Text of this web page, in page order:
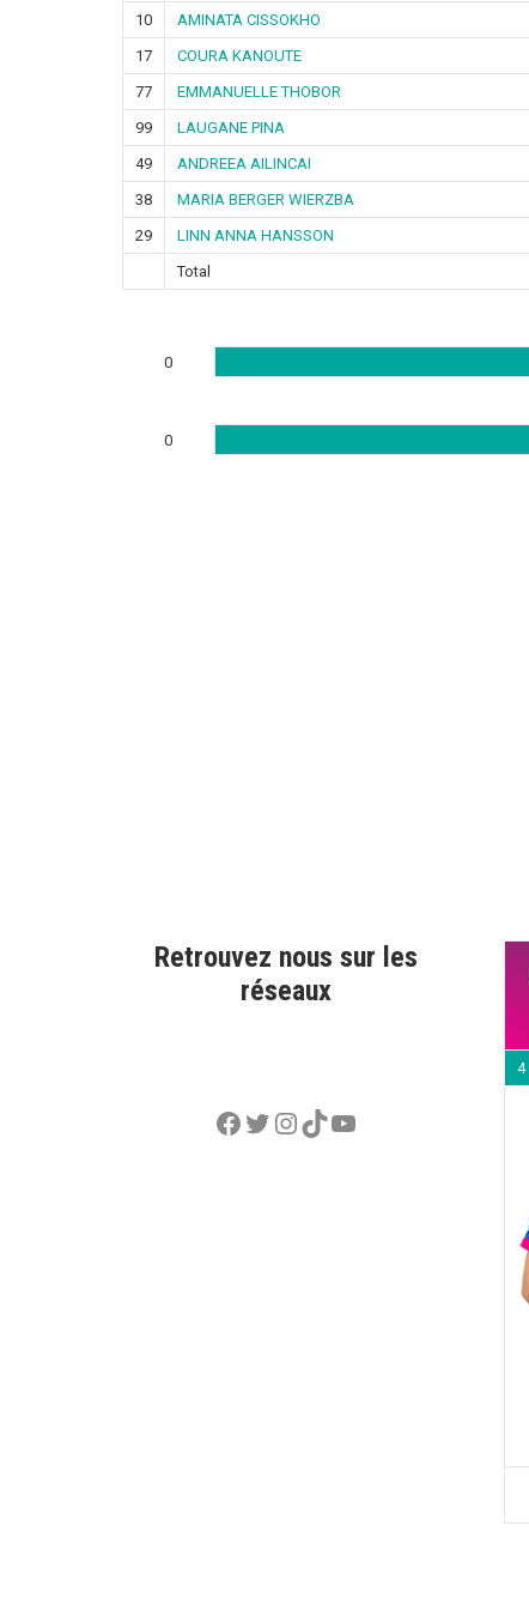
10
AMINATA CISSOKHO
17
COURA KANOUTE
77
EMMANUELLE THOBOR
99
LAUGANE PINA
49
ANDREEA AILINCAI
38
MARIA BERGER WIERZBA
29
LINN ANNA HANSSON
Total
0
0
Retrouvez nous sur les
réseaux
Facebook
Twitter
Instagram
TikTok
YouTube
4